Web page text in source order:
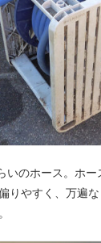
いのホース。ホ
りやすく、万遍